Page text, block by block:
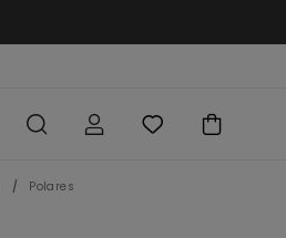
Polares